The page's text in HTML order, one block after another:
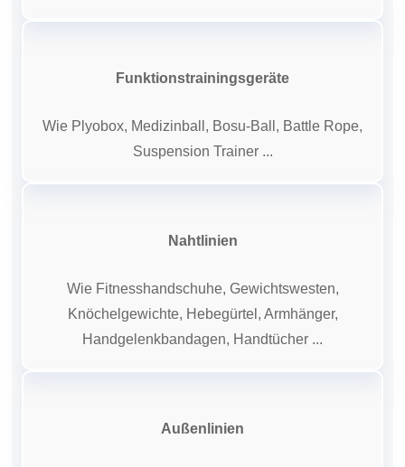
Funktionstrainingsgeräte
Wie Plyobox, Medizinball, Bosu-Ball, Battle Rope,
Suspension Trainer ...
Nahtlinien
Wie Fitnesshandschuhe, Gewichtswesten,
Knöchelgewichte, Hebegürtel, Armhänger,
Handgelenkbandagen, Handtücher ...
Außenlinien